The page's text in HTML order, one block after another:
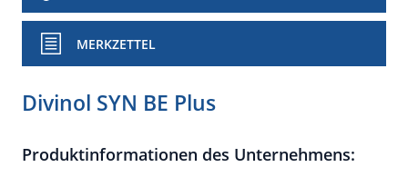
MERKZETTEL
Divinol SYN BE Plus
Produktinformationen des Unternehmens: